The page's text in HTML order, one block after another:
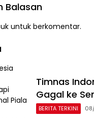
Balasan
untuk berkomentar.
Timnas
Gagal ke
BERITA TERKINI